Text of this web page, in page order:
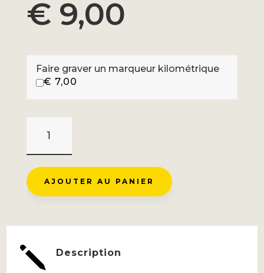
€ 9,00
Faire graver un marqueur kilométrique
€ 7,00
PASSO
ROLLE
-
DI
AJOUTER AU PANIER
j Description